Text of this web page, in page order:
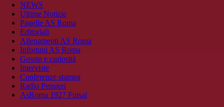
NEWS
Ultime Notizie
Pagelle AS Roma
Editoriali
Allenamenti AS Roma
Infortuni AS Roma
Gossip e curiosità
Interviste
Conferenze stampa
Radio Pensieri
AsRoma 1927 Futsal